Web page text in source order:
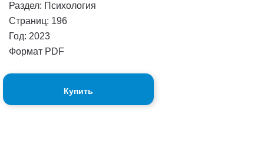
Раздел: Психология
Страниц: 196
Год: 2023
Формат PDF
Купить